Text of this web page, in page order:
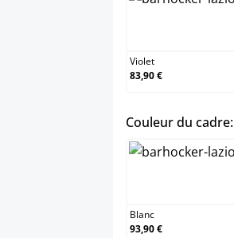
Violet
83,90 €
Couleur du cadre:
Blanc
93,90 €